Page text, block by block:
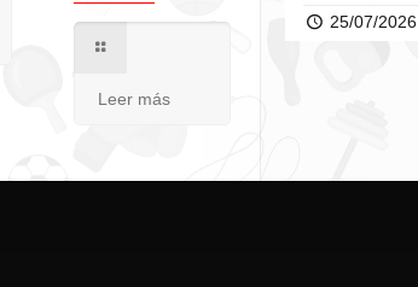
Leer más
25/07/2026